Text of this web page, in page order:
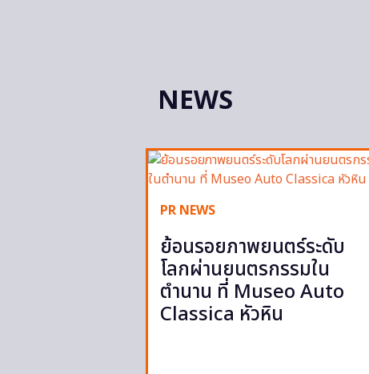
NEWS
PR NEWS
ย้อนรอยภาพยนตร์ระดับ
โลกผ่านยนตรกรรมใน
ตำนาน ที่ Museo Auto
Classica หัวหิน